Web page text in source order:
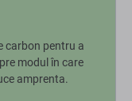
carbon pentru a
modul în care
amprenta.